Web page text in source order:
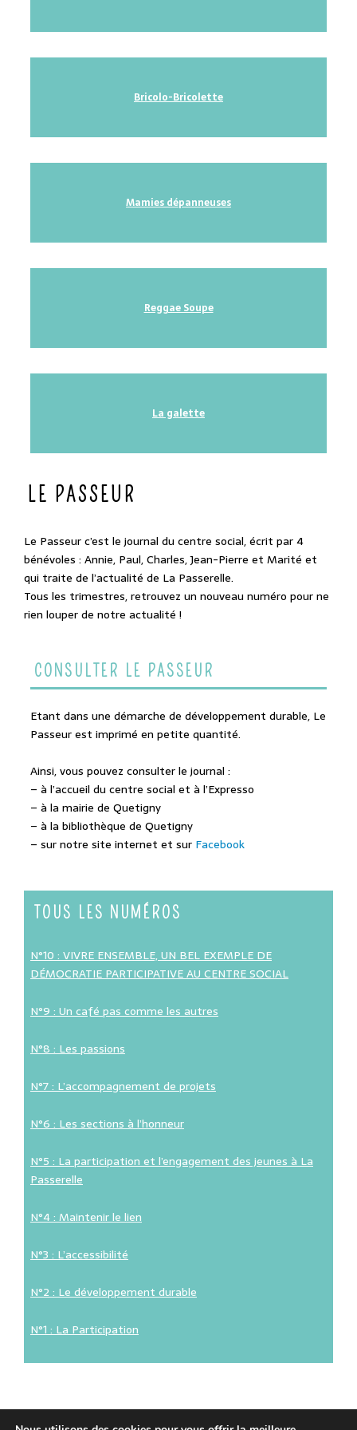
Bricolo-Bricolette
Mamies dépanneuses
Reggae Soupe
La galette
LE PASSEUR
Le Passeur c’est le journal du centre social, écrit par 4
bénévoles : Annie, Paul, Charles, Jean-Pierre et Marité et
qui traite de l’actualité de La Passerelle.
Tous les trimestres, retrouvez un nouveau numéro pour ne
rien louper de notre actualité !
CONSULTER LE PASSEUR
Etant dans une démarche de développement durable, Le
Passeur est imprimé en petite quantité.
Ainsi, vous pouvez consulter le journal :
– à l’accueil du centre social et à l’Expresso
– à la mairie de Quetigny
– à la bibliothèque de Quetigny
– sur notre site internet et sur Facebook
TOUS LES NUMÉROS
N°10 : VIVRE ENSEMBLE, UN BEL EXEMPLE DE
DÉMOCRATIE PARTICIPATIVE AU CENTRE SOCIAL
N°9 : Un café pas comme les autres
N°8 : Les passions
N°7 : L’accompagnement de projets
N°6 : Les sections à l’honneur
N°5 : La participation et l’engagement des jeunes à La
Passerelle
N°4 : Maintenir le lien
N°3 : L’accessibilité
N°2 : Le développement durable
N°1 : La Participation